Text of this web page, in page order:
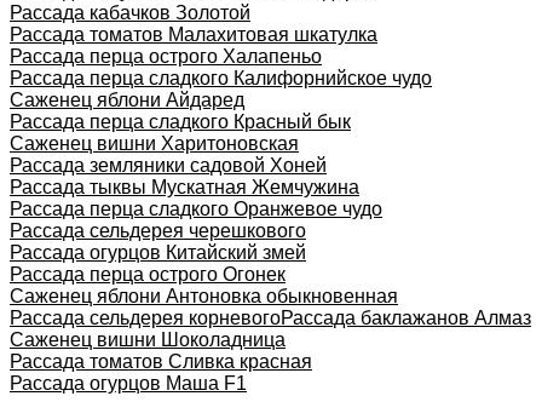
Рассада кабачков Золотой
Рассада томатов Малахитовая шкатулка
Рассада перца острого Халапеньо
Рассада перца сладкого Калифорнийское чудо
Саженец яблони Айдаред
Рассада перца сладкого Красный бык
Саженец вишни Харитоновская
Рассада земляники садовой Хоней
Рассада тыквы Мускатная Жемчужина
Рассада перца сладкого Оранжевое чудо
Рассада сельдерея черешкового
Рассада огурцов Китайский змей
Рассада перца острого Огонек
Саженец яблони Антоновка обыкновенная
Рассада сельдерея корневогоРассада баклажанов Алмаз
Саженец вишни Шоколадница
Рассада томатов Сливка красная
Рассада огурцов Маша F1